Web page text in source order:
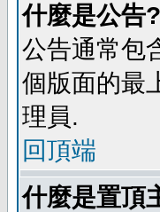
什麼是公告?
公告通常包
個版面的最
理員.
回頂端
什麼是置頂